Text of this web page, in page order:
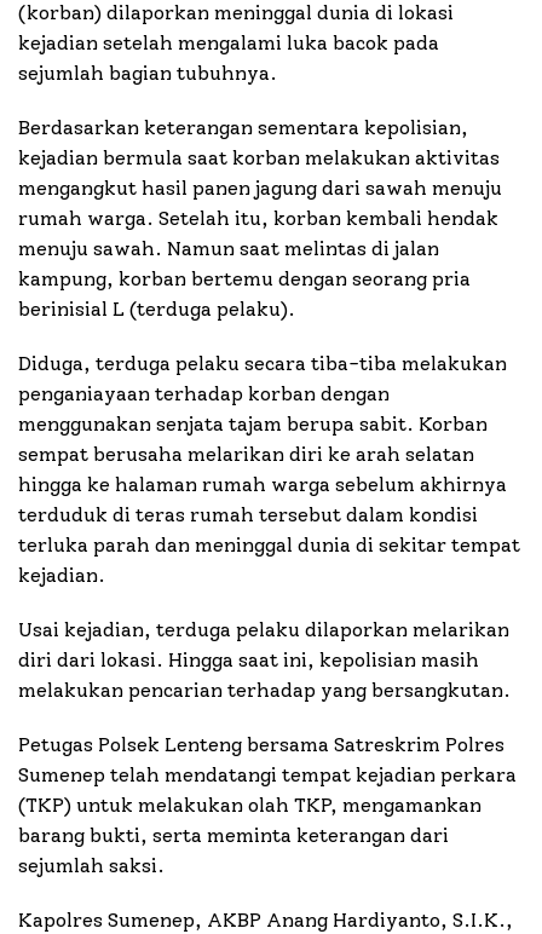
(korban) dilaporkan meninggal dunia di lokasi
kejadian setelah mengalami luka bacok pada
sejumlah bagian tubuhnya.
Berdasarkan keterangan sementara kepolisian,
kejadian bermula saat korban melakukan aktivitas
mengangkut hasil panen jagung dari sawah menuju
rumah warga. Setelah itu, korban kembali hendak
menuju sawah. Namun saat melintas di jalan
kampung, korban bertemu dengan seorang pria
berinisial L (terduga pelaku).
Diduga, terduga pelaku secara tiba-tiba melakukan
penganiayaan terhadap korban dengan
menggunakan senjata tajam berupa sabit. Korban
sempat berusaha melarikan diri ke arah selatan
hingga ke halaman rumah warga sebelum akhirnya
terduduk di teras rumah tersebut dalam kondisi
terluka parah dan meninggal dunia di sekitar tempat
kejadian.
Usai kejadian, terduga pelaku dilaporkan melarikan
diri dari lokasi. Hingga saat ini, kepolisian masih
melakukan pencarian terhadap yang bersangkutan.
Petugas Polsek Lenteng bersama Satreskrim Polres
Sumenep telah mendatangi tempat kejadian perkara
(TKP) untuk melakukan olah TKP, mengamankan
barang bukti, serta meminta keterangan dari
sejumlah saksi.
Kapolres Sumenep, AKBP Anang Hardiyanto, S.I.K.,